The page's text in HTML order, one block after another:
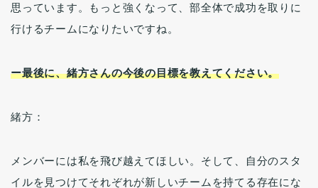
思っています。もっと強くなって、部全体で成功を取りに
行けるチームになりたいですね。
ー最後に、緒方さんの今後の目標を教えてください。
緒方：
メンバーには私を飛び越えてほしい。そして、自分のスタ
イルを見つけてそれぞれが新しいチームを持てる存在にな